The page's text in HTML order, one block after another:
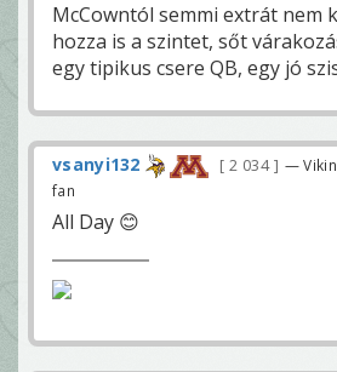
McCowntól semmi extrát nem
hozza is a szintet, sőt
egy tipikus csere QB, egy jó
vsanyi132 2 034
—
fan
All Day 😊